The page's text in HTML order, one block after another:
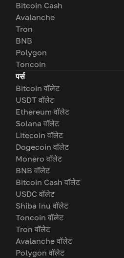
Bitcoin Cash
Avalanche
Tron
BNB
Polygon
Toncoin
पर्स
Bitcoin वॉलेट
USDT वॉलेट
Ethereum वॉलेट
Solana वॉलेट
Litecoin वॉलेट
Dogecoin वॉलेट
Monero वॉलेट
BNB वॉलेट
Bitcoin Cash वॉलेट
USDC वॉलेट
Shiba Inu वॉलेट
Toncoin वॉलेट
Tron वॉलेट
Avalanche वॉलेट
Polygon वॉलेट